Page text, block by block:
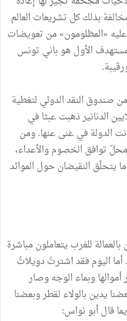
بذلك كل تشريعات العالم
«المظلومون» من تعويضات
الأول هو باني تونس
صندوق النقد الدولي لتغطية
الدنانير ذهبت عبثا في
الدولة في غنى عنها. ومن
توافق الخصوم والأعداء،
يتحلّق النقيضان حول الموائد
للغرب يتعاملون مباشرة
أما اليوم فقد اشترتْ دويلاتُ
أموالها وبماء الوجه وصار
يدين بالولاء لقطر وبعضنا
قال أبو نواس: